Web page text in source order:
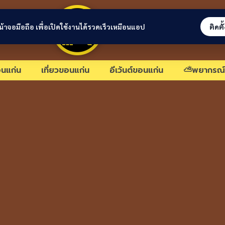
ขอนแก่นลิงก์
แก่น เที่ยวขอนแก่น อีเว้นต์ขอนแก่น ⛅พยากร
าจอมือถือ เพื่อเปิดใช้งานได้รวดเร็วเหมือนแอป ติดตั้